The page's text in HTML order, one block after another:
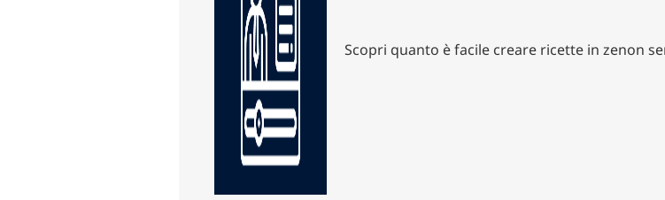
Scopri quanto è facile creare ricette in zenon